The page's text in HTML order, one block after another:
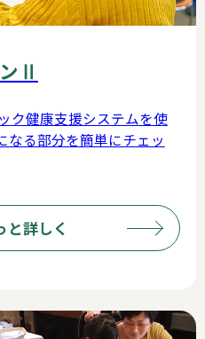
Ⅱ
ク健康支援システムを使
なる部分を簡単にチェッ
と詳しく